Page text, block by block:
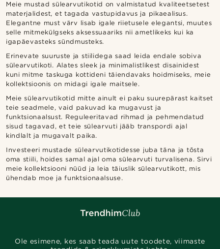
Meie mustad sülearvutikotid on valmistatud kvaliteetsetest
materjalidest, et tagada vastupidavus ja pikaealisus.
Elegantne must värv lisab igale riietusele elegantsi, muutes
selle mitmekülgseks aksessuaariks nii ametlikeks kui ka
igapäevasteks sündmusteks.
Erinevate suuruste ja stiilidega saad leida endale sobiva
sülearvutikoti. Alates sleek ja minimalistlikest disainidest
kuni mitme taskuga kottideni täiendavaks hoidmiseks, meie
kollektsioonis on midagi igale maitsele.
Meie sülearvutikotid mitte ainult ei paku suurepärast kaitset
teie seadmele, vaid pakuvad ka mugavust ja
funktsionaalsust. Reguleeritavad rihmad ja pehmendatud
sisud tagavad, et teie sülearvuti jääb transpordi ajal
kindlalt ja mugavalt paika.
Investeeri mustade sülearvutikotidesse juba täna ja tõsta
oma stiili, hoides samal ajal oma sülearvuti turvalisena. Sirvi
meie kollektsiooni nüüd ja leia täiuslik sülearvutikott, mis
ühendab moe ja funktsionaalsuse.
Ole esimene, kes saab teada uute toodete, viimaste